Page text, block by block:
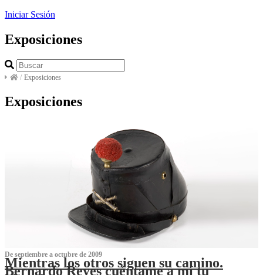
Iniciar Sesión
Exposiciones
/ Exposiciones
Exposiciones
De septiembre a octubre de 2009
Mientras los otros siguen su camino.
Bernardo Reyes cuéntame a mí tu